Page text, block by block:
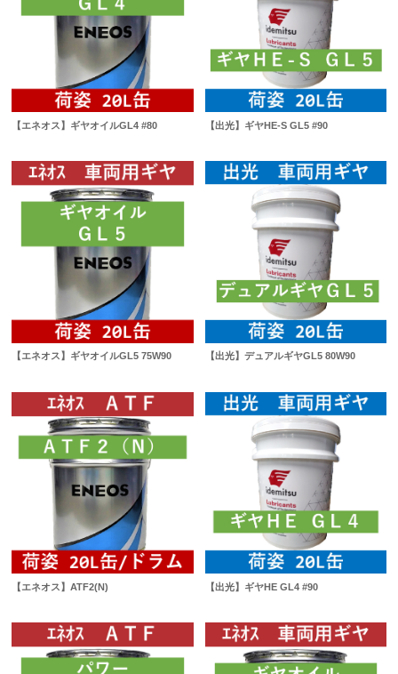
【エネオス】ギヤオイルGL4 #80 【出光】ギヤHE-S GL5 #90
【エネオス】ギヤオイルGL5 75W90 【出光】デュアルギヤGL5 80W90
【エネオス】ATF2(N) 【出光】ギヤHE GL4 #90